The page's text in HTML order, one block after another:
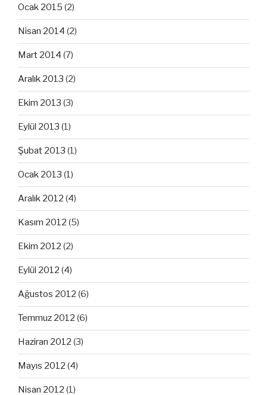
Ocak 2015 (2)
Nisan 2014 (2)
Mart 2014 (7)
Aralık 2013 (2)
Ekim 2013 (3)
Eylül 2013 (1)
Şubat 2013 (1)
Ocak 2013 (1)
Aralık 2012 (4)
Kasım 2012 (5)
Ekim 2012 (2)
Eylül 2012 (4)
Ağustos 2012 (6)
Temmuz 2012 (6)
Haziran 2012 (3)
Mayıs 2012 (4)
Nisan 2012 (1)